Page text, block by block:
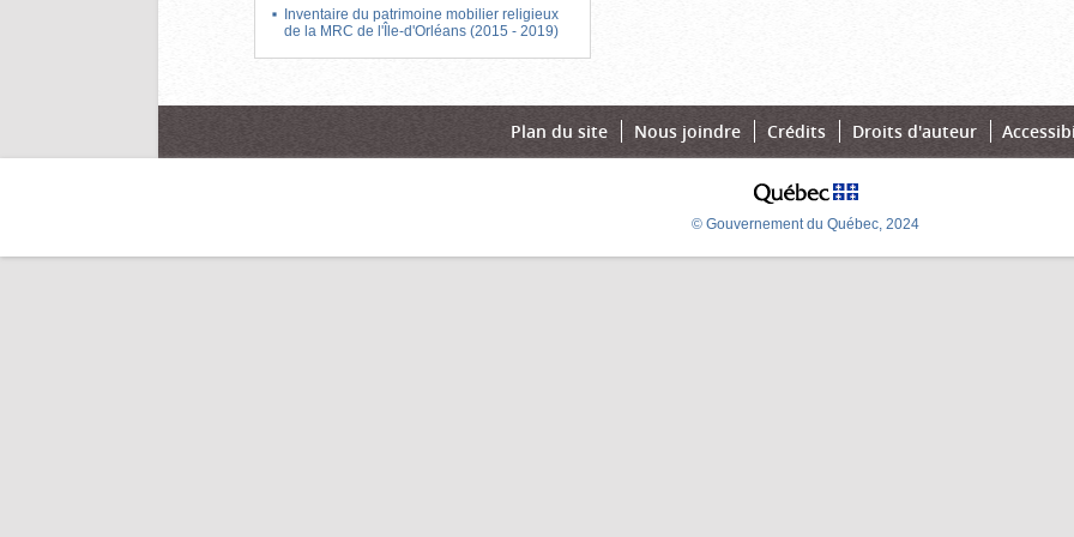
Inventaire du patrimoine mobilier religieux
de la MRC de l'Île-d'Orléans (2015 - 2019)
Plan du site Nous joindre Crédits Droits d'auteur
© Gouvernement du Québec, 2024